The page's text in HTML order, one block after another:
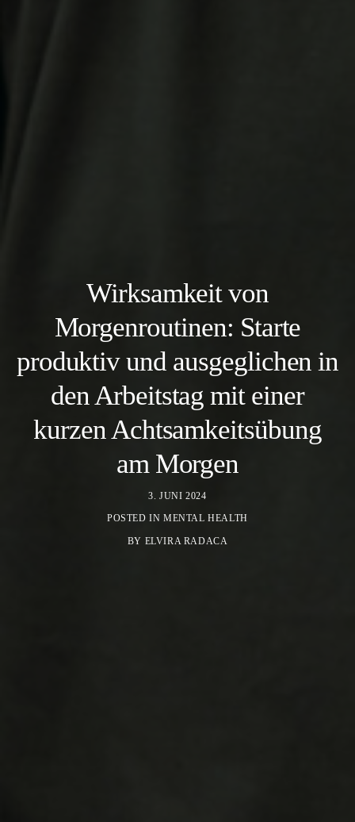
Wirksamkeit von
Morgenroutinen: Starte
produktiv und ausgeglichen in
den Arbeitstag mit einer
kurzen Achtsamkeitsübung
am Morgen
3. JUNI 2024
POSTED INMENTAL HEALTH
BY ELVIRA RADACA